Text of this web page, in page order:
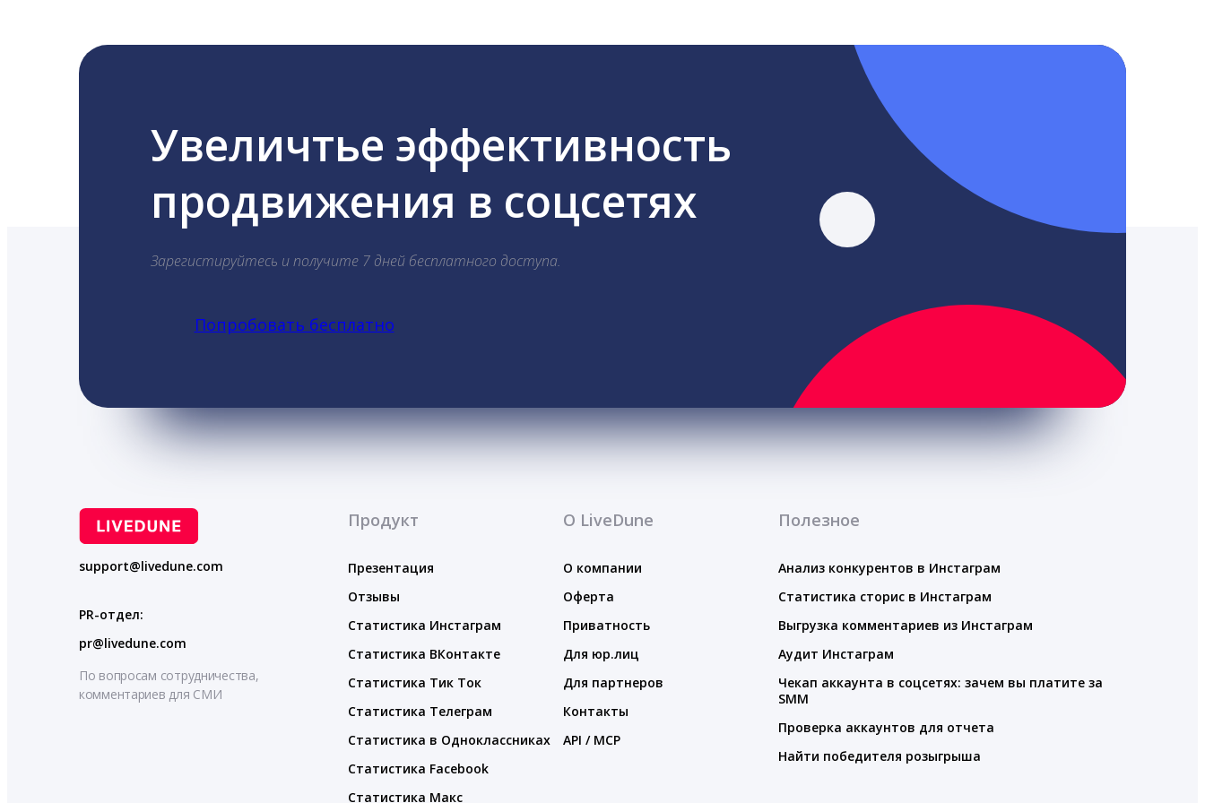
Увеличтье эффективность
продвижения в соцсетях
Зарегистируйтесь и получите 7 дней бесплатного доступа.
Попробовать бесплатно
support@livedune.com
PR-отдел:
pr@livedune.com
По вопросам сотрудничества,
комментариев для СМИ
Продукт
Презентация
Отзывы
Статистика Инстаграм
Статистика ВКонтакте
Статистика Тик Ток
Статистика Телеграм
Статистика в Одноклассниках
Статистика Facebook
Статистика Макс
О LiveDune
О компании
Оферта
Приватность
Для юр.лиц
Для партнеров
Контакты
API / MCP
Полезное
Анализ конкурентов в Инстаграм
Статистика сторис в Инстаграм
Выгрузка комментариев из Инстаграм
Аудит Инстаграм
Чекап аккаунта в соцсетях: зачем вы платите за
SMM
Проверка аккаунтов для отчета
Найти победителя розыгрыша